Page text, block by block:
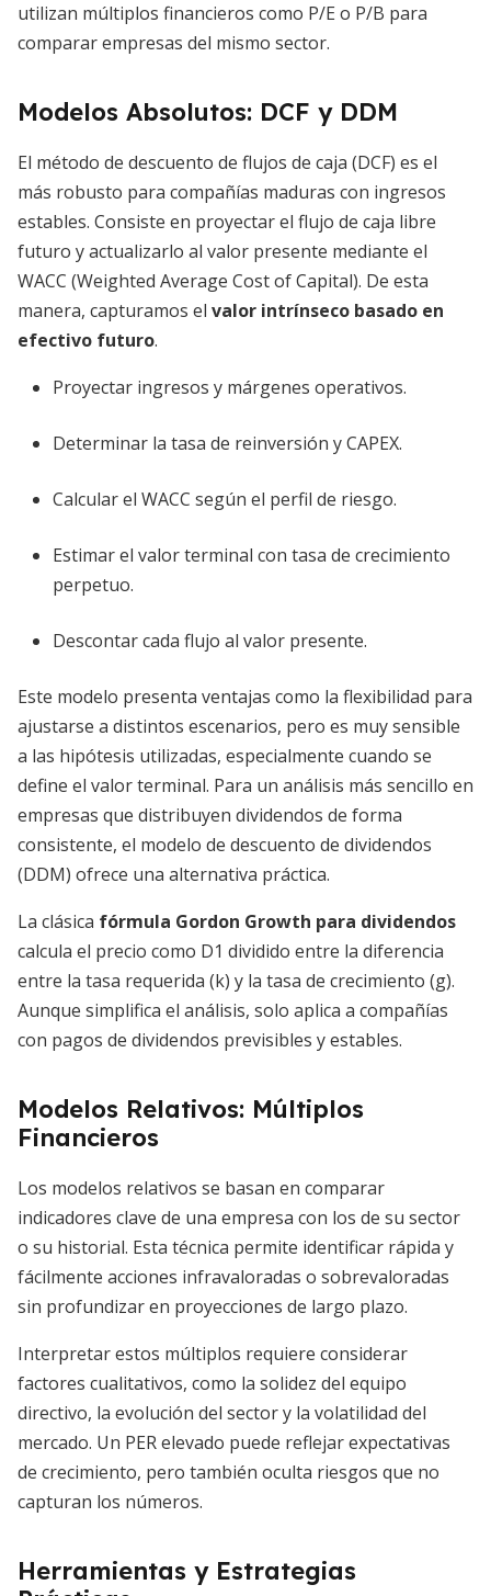
utilizan múltiplos financieros como P/E o P/B para
comparar empresas del mismo sector.
Modelos Absolutos: DCF y DDM
El método de descuento de flujos de caja (DCF) es el
más robusto para compañías maduras con ingresos
estables. Consiste en proyectar el flujo de caja libre
futuro y actualizarlo al valor presente mediante el
WACC (Weighted Average Cost of Capital). De esta
manera, capturamos el valor intrínseco basado en
efectivo futuro.
Proyectar ingresos y márgenes operativos.
Determinar la tasa de reinversión y CAPEX.
Calcular el WACC según el perfil de riesgo.
Estimar el valor terminal con tasa de crecimiento
perpetuo.
Descontar cada flujo al valor presente.
Este modelo presenta ventajas como la flexibilidad para
ajustarse a distintos escenarios, pero es muy sensible
a las hipótesis utilizadas, especialmente cuando se
define el valor terminal. Para un análisis más sencillo en
empresas que distribuyen dividendos de forma
consistente, el modelo de descuento de dividendos
(DDM) ofrece una alternativa práctica.
La clásica fórmula Gordon Growth para dividendos
calcula el precio como D1 dividido entre la diferencia
entre la tasa requerida (k) y la tasa de crecimiento (g).
Aunque simplifica el análisis, solo aplica a compañías
con pagos de dividendos previsibles y estables.
Modelos Relativos: Múltiplos
Financieros
Los modelos relativos se basan en comparar
indicadores clave de una empresa con los de su sector
o su historial. Esta técnica permite identificar rápida y
fácilmente acciones infravaloradas o sobrevaloradas
sin profundizar en proyecciones de largo plazo.
Interpretar estos múltiplos requiere considerar
factores cualitativos, como la solidez del equipo
directivo, la evolución del sector y la volatilidad del
mercado. Un PER elevado puede reflejar expectativas
de crecimiento, pero también oculta riesgos que no
capturan los números.
Herramientas y Estrategias